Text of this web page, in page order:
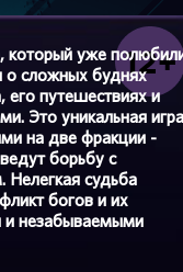
который уже
о сложных буднях
его путешествиях и
Это уникальная игра
на две фракции -
борьбу с
судьба
богов и их
и незабываемыми